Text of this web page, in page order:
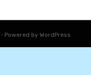
⋅ Powered by WordPress